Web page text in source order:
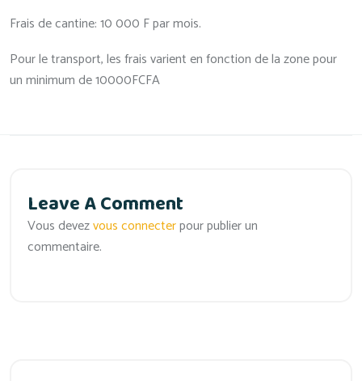
Frais de cantine: 10 000 F par mois.
Pour le transport, les frais varient en fonction de la zone pour
un minimum de 10000FCFA
Leave A Comment
Vous devezvous connecterpour publier un
commentaire.